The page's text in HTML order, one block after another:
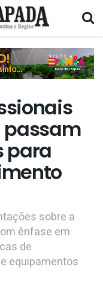
passam
para
sobre a
ênfase em
de
equipamentos